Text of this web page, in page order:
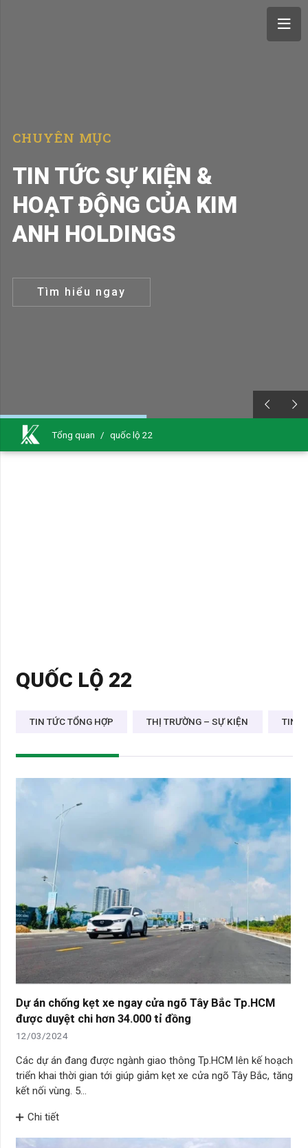
TIN TỨC SỰ KIỆN &
HOẠT ĐỘNG CỦA KIM
ANH HOLDINGS
CHUYÊN MỤC
Tìm hiểu ngay
Tổng quan / quốc lộ 22
QUỐC LỘ 22
TIN TỨC TỔNG HỢP THỊ TRƯỜNG – SỰ KIỆN TIN
Dự án chống kẹt xe ngay cửa ngõ Tây Bắc Tp.HCM
được duyệt chi hơn 34.000 tỉ đồng
12/03/2024
Các dự án đang được ngành giao thông Tp.HCM lên kế hoạch
triển khai thời gian tới giúp giảm kẹt xe cửa ngõ Tây Bắc, tăng
kết nối vùng. 5…
Chi tiết